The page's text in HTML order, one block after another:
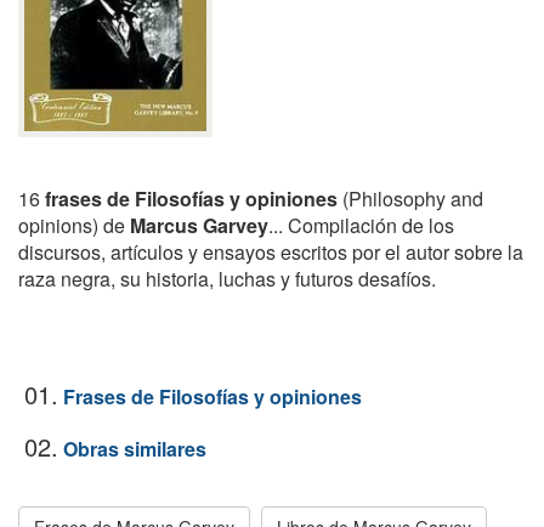
16frases de Filosofías y opiniones (Philosophy and
opinions) de Marcus Garvey... Compilación de los
discursos, artículos y ensayos escritos por el autor sobre la
raza negra, su historia, luchas y futuros desafíos.
01. Frases de Filosofías y opiniones
02. Obras similares